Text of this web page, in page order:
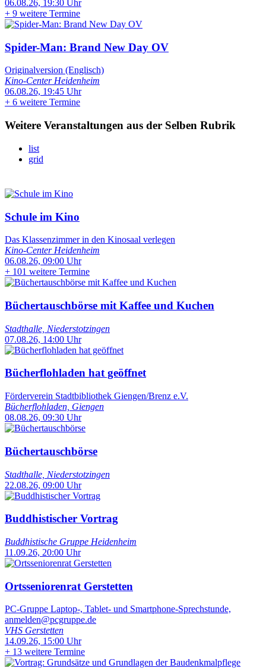
06.08.26, 19:30 Uhr
+ 9 weitere Termine
Spider-Man: Brand New Day OV
Originalversion (Englisch)
Kino-Center Heidenheim
06.08.26, 19:45 Uhr
+ 6 weitere Termine
Weitere Veranstaltungen aus der Selben Rubrik
list
grid
Schule im Kino
Das Klassenzimmer in den Kinosaal verlegen
Kino-Center Heidenheim
06.08.26, 09:00 Uhr
+ 101 weitere Termine
Büchertauschbörse mit Kaffee und Kuchen
Stadthalle, Niederstotzingen
07.08.26, 14:00 Uhr
Bücherflohladen hat geöffnet
Förderverein Stadtbibliothek Giengen/Brenz e.V.
Bücherflohladen, Giengen
08.08.26, 09:30 Uhr
Büchertauschbörse
Stadthalle, Niederstotzingen
22.08.26, 09:00 Uhr
Buddhistischer Vortrag
Buddhistische Gruppe Heidenheim
11.09.26, 20:00 Uhr
Ortsseniorenrat Gerstetten
PC-Gruppe Laptop-, Tablet- und Smartphone-Sprechstunde,
anmelden@pcgruppe.de
VHS Gerstetten
14.09.26, 15:00 Uhr
+ 13 weitere Termine